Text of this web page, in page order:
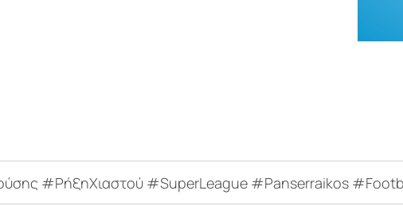
#ΡήξηΧιαστού #SuperLeague #Panserraikos